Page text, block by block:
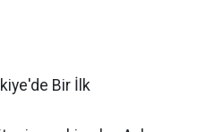
Bir İlk